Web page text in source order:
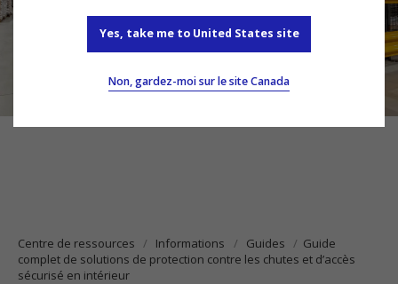
Yes, take me to United States site
Non, gardez-moi sur le site Canada
Centre de ressources Informations Guides
Guide
complet de solutions de protection contre les chutes et d’accès
sécurisé en intérieur